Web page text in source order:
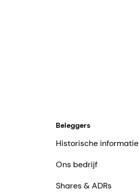
Beleggers
Historische informatie
Ons bedrijf
Shares & ADRs